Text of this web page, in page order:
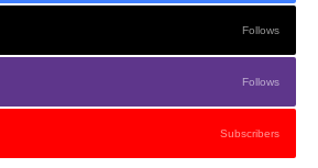
Follows
Follows
Subscribers